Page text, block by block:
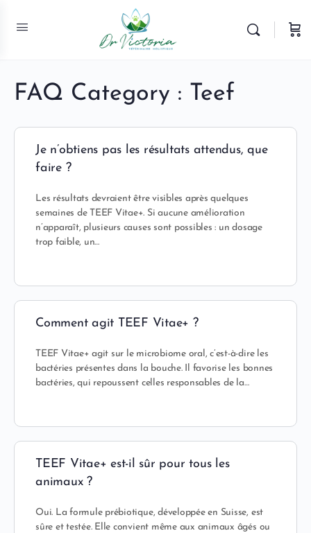
FAQ Category : Teef
Je n’obtiens pas les résultats attendus, que
faire ?
Les résultats devraient être visibles après quelques
semaines de TEEF Vitae+. Si aucune amélioration
n’apparaît, plusieurs causes sont possibles : un dosage
trop faible, un…
Comment agit TEEF Vitae+ ?
TEEF Vitae+ agit sur le microbiome oral, c’est-à-dire les
bactéries présentes dans la bouche. Il favorise les bonnes
bactéries, qui repoussent celles responsables de la…
TEEF Vitae+ est-il sûr pour tous les
animaux ?
Oui. La formule prébiotique, développée en Suisse, est
sûre et testée. Elle convient même aux animaux âgés ou